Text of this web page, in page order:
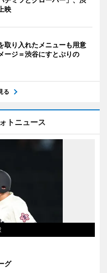
映
取り入れたメニューも用意
ージ＝渋谷にすとぷりの
る
トニュース
グ